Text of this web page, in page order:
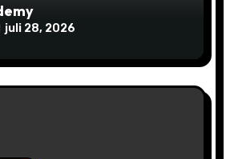
juli 28, 2026